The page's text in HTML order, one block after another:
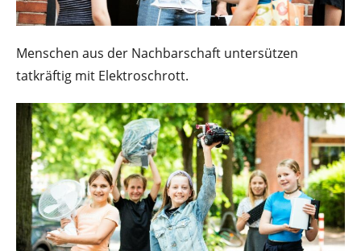
Menschen aus der Nachbarschaft untersützen
tatkräftig mit Elektroschrott.